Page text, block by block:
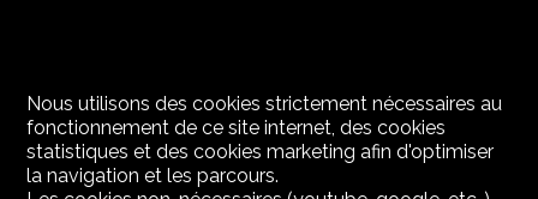
Nous utilisons des cookies strictement nécessaires au
fonctionnement de ce site internet, des cookies
statistiques et des cookies marketing afin d'optimiser
la navigation et les parcours.